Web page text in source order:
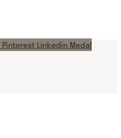
Pinterest Linkedin Medal